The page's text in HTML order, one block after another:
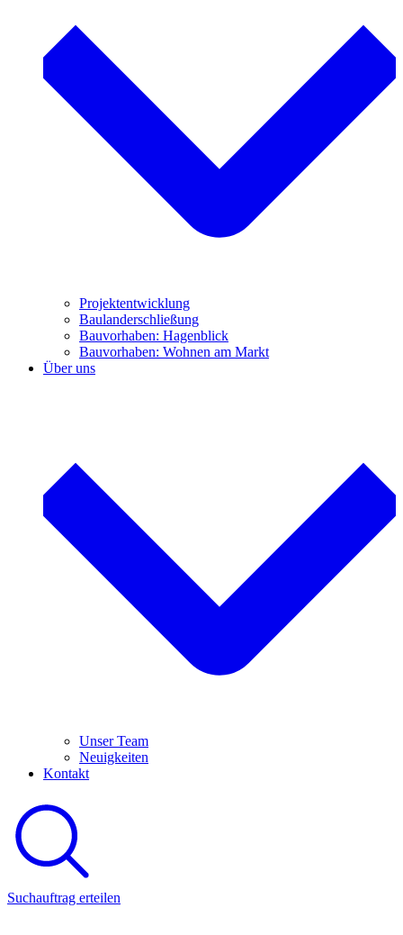
Projektentwicklung
Baulanderschließung
Bauvorhaben: Hagenblick
Bauvorhaben: Wohnen am Markt
Über uns
Unser Team
Neuigkeiten
Kontakt
Suchauftrag erteilen